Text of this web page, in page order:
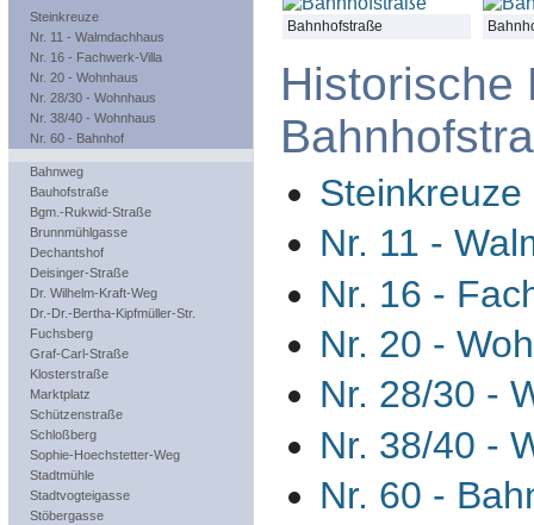
Steinkreuze
Nr. 11 - Walmdachhaus
Nr. 16 - Fachwerk-Villa
Nr. 20 - Wohnhaus
Nr. 28/30 - Wohnhaus
Nr. 38/40 - Wohnhaus
Nr. 60 - Bahnhof
Bahnweg
Bauhofstraße
Bgm.-Rukwid-Straße
Brunnmühlgasse
Dechantshof
Deisinger-Straße
Dr. Wilhelm-Kraft-Weg
Dr.-Dr.-Bertha-Kipfmüller-Str.
Fuchsberg
Graf-Carl-Straße
Klosterstraße
Marktplatz
Schützenstraße
Schloßberg
Sophie-Hoechstetter-Weg
Stadtmühle
Stadtvogteigasse
Stöbergasse
Bahnhofstraße
Historische
Steinkreuze
Nr. 11 -
Nr. 16 -
Nr. 20 -
Nr. 28/30 -
Nr. 38/40 -
Nr. 60 -